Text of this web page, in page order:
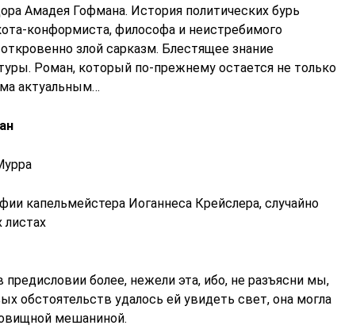
Амадея Гофмана. История политических бурь
конформиста, философа и неистребимого
злой сарказм. Блестящее знание
Роман, который по-прежнему остается не только
актуальным…
капельмейстера Иоганнеса Крейслера, случайно
предисловии более, нежели эта, ибо, не разъясни мы,
обстоятельств удалось ей увидеть свет, она могла
мешаниной.